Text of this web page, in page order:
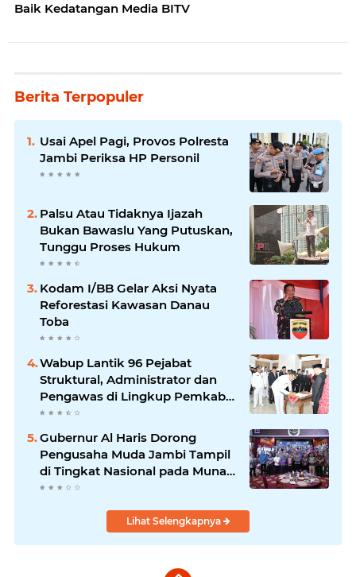
Baik Kedatangan Media BITV
Berita Terpopuler
Usai Apel Pagi, Provos Polresta
Jambi Periksa HP Personil
Palsu Atau Tidaknya Ijazah
Bukan Bawaslu Yang Putuskan,
Tunggu Proses Hukum
Kodam I/BB Gelar Aksi Nyata
Reforestasi Kawasan Danau
Toba
Wabup Lantik 96 Pejabat
Struktural, Administrator dan
Pengawas di Lingkup Pemkab
Tanjabtim
Gubernur Al Haris Dorong
Pengusaha Muda Jambi Tampil
di Tingkat Nasional pada Munas
HIPMI ke-18
Lihat Selengkapnya